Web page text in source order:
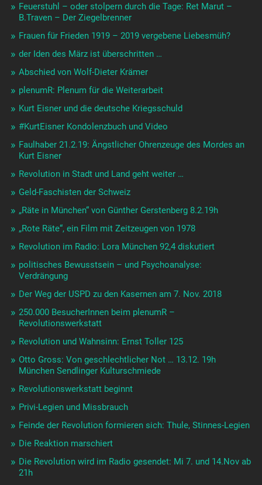
Feuerstuhl – oder stolpern durch die Tage: Ret Marut –
B.Traven – Der Ziegelbrenner
Frauen für Frieden 1919 – 2019 vergebene Liebesmüh?
der Iden des März ist überschritten …
Abschied von Wolf-Dieter Krämer
plenumR: Plenum für die Weiterarbeit
Kurt Eisner und die deutsche Kriegsschuld
#KurtEisner Kondolenzbuch und Video
Faulhaber 21.2.19: Ängstlicher Ohrenzeuge des Mordes an
Kurt Eisner
Revolution in Stadt und Land geht weiter …
Geld-Faschisten der Schweiz
„Räte in München“ von Günther Gerstenberg 8.2.19h
„Rote Räte“, ein Film mit Zeitzeugen von 1978
Revolution im Radio: Lora München 92,4 diskutiert
politisches Bewusstsein – und Psychoanalyse:
Verdrängung
Der Weg der USPD zu den Kasernen am 7. Nov. 2018
250.000 BesucherInnen beim plenumR –
Revolutionswerkstatt
Revolution und Wahnsinn: Ernst Toller 125
Otto Gross: Von geschlechtlicher Not … 13.12. 19h
München Sendlinger Kulturschmiede
Revolutionswerkstatt beginnt
Privi-Legien und Missbrauch
Feinde der Revolution formieren sich: Thule, Stinnes-Legien
Die Reaktion marschiert
Die Revolution wird im Radio gesendet: Mi 7. und 14.Nov ab
21h